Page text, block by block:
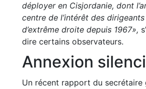
déployer en Cisjordanie, dont
centre de l’intérêt des
d’extrême droite depuis 1967»,
dire certains observateurs.
Annexion
Un récent rapport du secrétaire